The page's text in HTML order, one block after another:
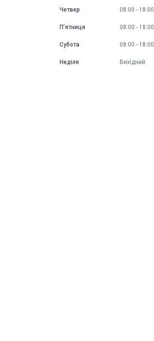
Четвер 08:00 18:00
Пʼятниця 08:00 18:00
Субота 08:00 18:00
Неділя Вихідний